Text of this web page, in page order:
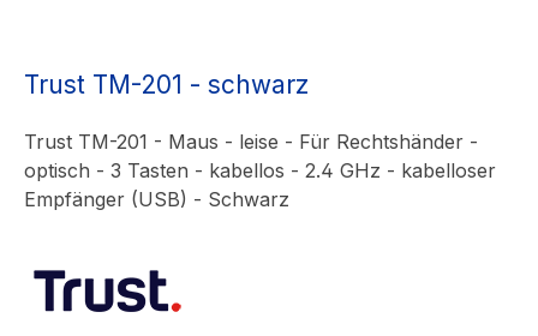
Trust TM-201 - schwarz
Trust TM-201 - Maus - leise - Für Rechtshänder -
optisch - 3 Tasten - kabellos - 2.4 GHz - kabelloser
Empfänger (USB) - Schwarz